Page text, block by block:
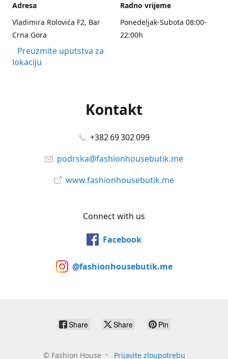
Adresa
Vladimira Rolovića F2, Bar
Crna Gora
Preuzmite uputstva za
lokaciju
Radno vrijeme
Ponedeljak-Subota 08:00-
22:00h
Kontakt
+382 69 302 099
podrska@fashionhousebutik.me
www.fashionhousebutik.me
Connect with us
Facebook
@fashionhousebutik.me
Share Share Pin
© Fashion House Prijavite zloupotrebu